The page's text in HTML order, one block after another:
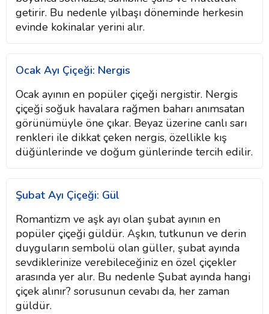
getirir. Bu nedenle yılbaşı döneminde herkesin
evinde kokinalar yerini alır.
Ocak Ayı Çiçeği: Nergis
Ocak ayının en popüler çiçeği nergistir. Nergis
çiçeği soğuk havalara rağmen baharı anımsatan
görünümüyle öne çıkar. Beyaz üzerine canlı sarı
renkleri ile dikkat çeken nergis, özellikle kış
düğünlerinde ve doğum günlerinde tercih edilir.
Şubat Ayı Çiçeği: Gül
Romantizm ve aşk ayı olan şubat ayının en
popüler çiçeği güldür. Aşkın, tutkunun ve derin
duyguların sembolü olan güller, şubat ayında
sevdiklerinize verebileceğiniz en özel çiçekler
arasında yer alır. Bu nedenle Şubat ayında hangi
çiçek alınır? sorusunun cevabı da, her zaman
güldür.